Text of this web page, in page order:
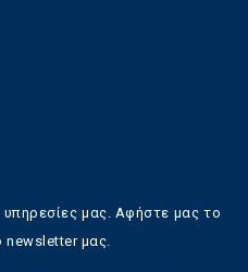
υπηρεσίες μας. Αφήστε μας το
newsletter μας.